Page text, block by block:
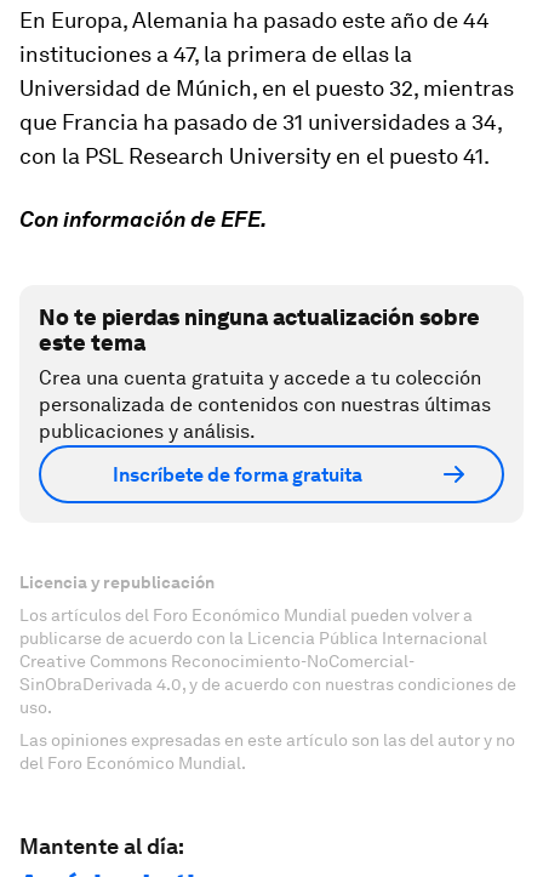
En Europa, Alemania ha pasado este año de 44
instituciones a 47, la primera de ellas la
Universidad de Múnich, en el puesto 32, mientras
que Francia ha pasado de 31 universidades a 34,
con la PSL Research University en el puesto 41.
Con información de EFE.
No te pierdas ninguna actualización sobre
este tema
Crea una cuenta gratuita y accede a tu colección
personalizada de contenidos con nuestras últimas
publicaciones y análisis.
Inscríbete de forma gratuita
Licencia y republicación
Los artículos del Foro Económico Mundial pueden volver a
publicarse de acuerdo con la Licencia Pública Internacional
Creative Commons Reconocimiento-NoComercial-
SinObraDerivada 4.0, y de acuerdo con nuestras condiciones de
uso.
Las opiniones expresadas en este artículo son las del autor y no
del Foro Económico Mundial.
Mantente al día: